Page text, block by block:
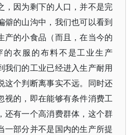
，因为剩下的人口，并不是完
僻的山沟中，我们也可以看到
产的小食品（而且，在当今的
衣服的布料不是工业生产
我们的工业已经进入生产耐用
这个判断离事实不远。同时还
视的，即在能够有条件消费工
还有一个高消费群体，这个群
一部分并不是国内的生产所提